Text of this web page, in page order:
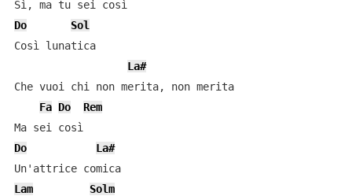
Do
Sol
Così lunatica
La#
Che vuoi chi non merita, non merita
Fa Do
Rem
Do
La#
Un'attrice comica
Lam
Solm